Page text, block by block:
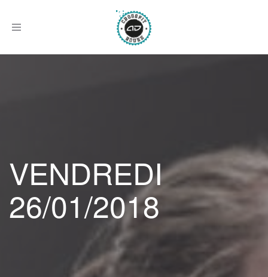
Afficher
VENDREDI
26/01/2018